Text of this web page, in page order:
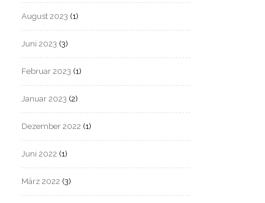
August 2023 (1)
Juni 2023 (3)
Februar 2023 (1)
Januar 2023 (2)
Dezember 2022 (1)
Juni 2022 (1)
März 2022 (3)